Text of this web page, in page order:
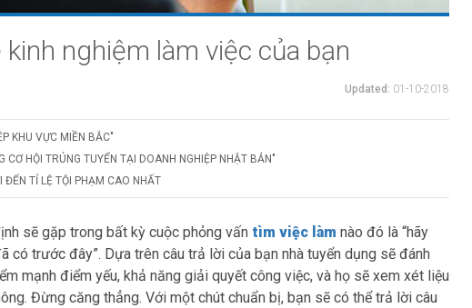
nghiệm làm việc của bạn
Updated: 01-10-2018
KHU VỰC MIỀN BẮC"
HỘI TRÚNG TUYỂN TẠI DOANH NGHIỆP NHẬT BẢN"
TỈ LỆ TỘI PHẠM CAO NHẤT
sẽ gặp trong bất kỳ cuộc phỏng vấn tìm việc làm nào đó là “hãy
có trước đây”. Dựa trên câu trả lời của bạn nhà tuyển dụng sẽ đánh
mạnh điểm yếu, khả năng giải quyết công việc, và họ sẽ xem xét liệu
Đừng căng thẳng. Với một chút chuẩn bị, bạn sẽ có thể trả lời câu